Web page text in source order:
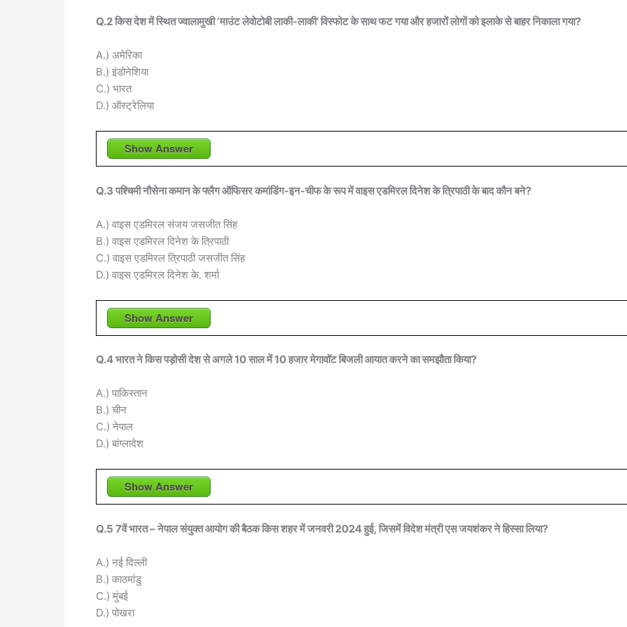
Q.2 किस देश में स्थित ज्वालामुखी ‘माउंट लेवोटोबी लाकी-लाकी’ विस्फोट के साथ फट गया और हजारों लोगों को इलाके से बाहर निकाला गया?
A.) अमेरिका
B.) इंडोनेशिया
C.) भारत
D.) ऑस्ट्रेलिया
Show Answer
Q.3 पश्चिमी नौसेना कमान के फ्लैग ऑफिसर कमांडिंग-इन-चीफ के रूप में वाइस एडमिरल दिनेश के त्रिपाठी के बाद कौन बने?
A.) वाइस एडमिरल संजय जसजीत सिंह
B.) वाइस एडमिरल दिनेश के त्रिपाठी
C.) वाइस एडमिरल त्रिपाठी जसजीत सिंह
D.) वाइस एडमिरल दिनेश के. शर्मा
Show Answer
Q.4 भारत ने किस पड़ोसी देश से अगले 10 साल में 10 हजार मेगावॉट बिजली आयात करने का समझौता किया?
A.) पाकिस्तान
B.) चीन
C.) नेपाल
D.) बांग्लादेश
Show Answer
Q.5 7वें भारत – नेपाल संयुक्त आयोग की बैठक किस शहर में जनवरी 2024 हुई, जिसमें विदेश मंत्री एस जयशंकर ने हिस्सा लिया?
A.) नई दिल्ली
B.) काठमांडु
C.) मुंबई
D.) पोखरा